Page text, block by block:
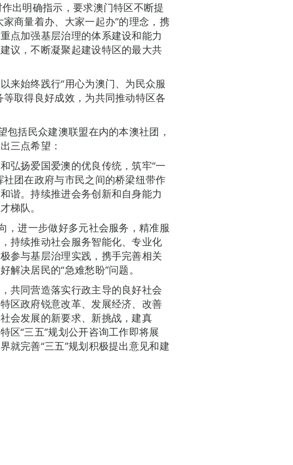
出明确指示，要求澳门特区不断提
商量着办、大家一起办”的理念，携
点加强基层治理的体系建设和能力
议，不断凝聚起建设特区的最大共
来始终践行“用心为澳门、为民众服
取得良好成效，为共同推动特区各
包括民众建澳联盟在内的本澳社团，
三点希望：
弘扬爱国爱澳的优良传统，筑牢“一
团在政府与市民之间的桥梁纽带作
谐。持续推进会务创新和自身能力
梯队。
，进一步做好多元社会服务，精准服
持续推动社会服务智能化、专业化
参与基层治理实践，携手完善相关
决居民的“急难愁盼”问题。
共同营造落实行政主导的良好社会
区政府锐意改革、发展经济、改善
会发展的新要求、新挑战，建真
区“三五”规划公开咨询工作即将展
就完善“三五”规划积极提出意见和建